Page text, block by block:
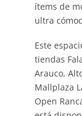
ítems de
ultra
Este
tiendas
Arauco,
Mallplaza
Open